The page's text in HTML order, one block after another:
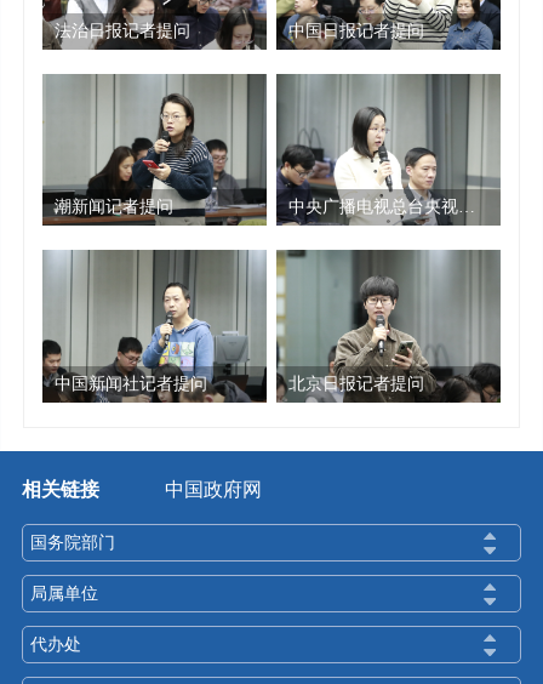
径，《北京市“十四五”时期知识产权发展规划》
确定的主要指标均提前实现。截至今年6月底，每
万人口高价值发明专利拥有量达171.8件，稳居全
国首位；全市有效发明专利量69.5万件，较2020年
6月增长128.2%，年均增长17.9%；商标有效注册
量328.2万件，较2020年6月增长58.9%，年均增长
9.7%。全市执业专利代理师数量从2020年的9481
人增长到1.4万人，占全国总量的36.2%，知识产
权人才集聚效应凸显。此外，第二十五届中国专
利奖获奖名单中，北京市共获奖117项，其中金奖
9项；世界知识产权组织发布的《2025年全球创新
指数报告》中，北京排名全球百强创新集群第
四，展现出强劲的创新实力和活力。
我们主要开展了六方面工作：
识产权战略咨询委员会。制定实施《北京市知识
产权强国示范城市建设纲要（2021—2035
年）》，出台《关于强化知识产权支撑北京国际
科技创新中心建设的若干措施》《“两区”建设知
识产权全环节改革行动方案》《进一步优化知识
产权领域营商环境试点城市工作方案》等一系列
政策措施，知识产权政策体系更加完备。
法治日报记者提问 中国日报记者提问
潮新闻记者提问 中央广播电视总台央视记者提问
中国新闻社记者提问 北京日报记者提问
相关链接 中国政府网
国务院部门
局属单位
代办处